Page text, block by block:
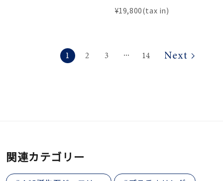
¥19,800(tax in)
1 2 3 ⋯ 14
関連カテゴリー